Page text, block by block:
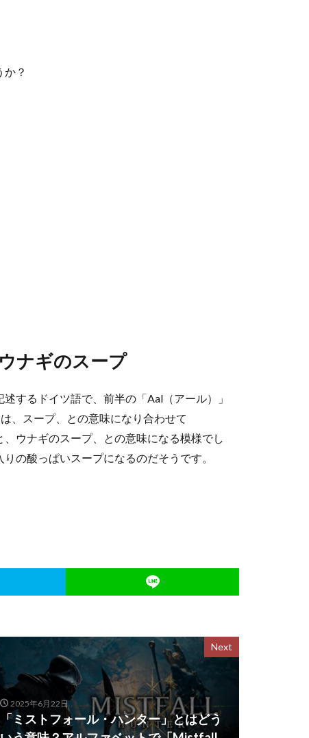
？
ナギのスープ
するドイツ語で、前半の「Aal（アール）」
、スープ、との意味になり合わせて
、ウナギのスープ、との意味になる模様でし
の酸っぱいスープになるのだそうです。
Next
2025年6月22日
「ミストフォール・ハンター」とはどう